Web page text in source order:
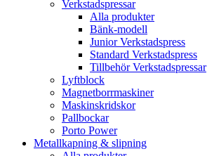
Verkstadspressar
Alla produkter
Bänk-modell
Junior Verkstadspress
Standard Verkstadspress
Tillbehör Verkstadspressar
Lyftblock
Magnetborrmaskiner
Maskinskridskor
Pallbockar
Porto Power
Metallkapning & slipning